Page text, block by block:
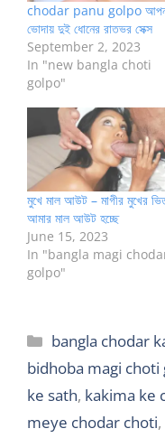
chodar panu golpo
ভোদায় দুই ধোনের রাতভর সেক্স
September 2, 2023
In "new bangla choti
golpo"
মুখে মাল আউট – মাগীর মুখের
আমার মাল আউট হচ্ছে
June 15, 2023
In "bangla magi
golpo"
Categories
bangla chodar
bidhoba magi choti
ke sath, kakima ke
meye chodar choti,